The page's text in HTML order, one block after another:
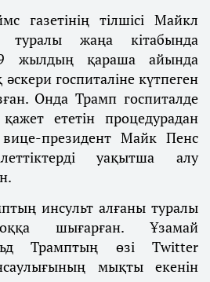
газетінің тілшісі Майкл
жаңа кітабында
жылдың қараша айында
госпиталіне күтпеген
Онда Трамп госпиталде
ететін процедурадан
вице-президент Майк Пенс
уақытша алу
инсульт алғаны туралы
шығарған. Ұзамай
Трамптың өзі Twitter
мықты екенін